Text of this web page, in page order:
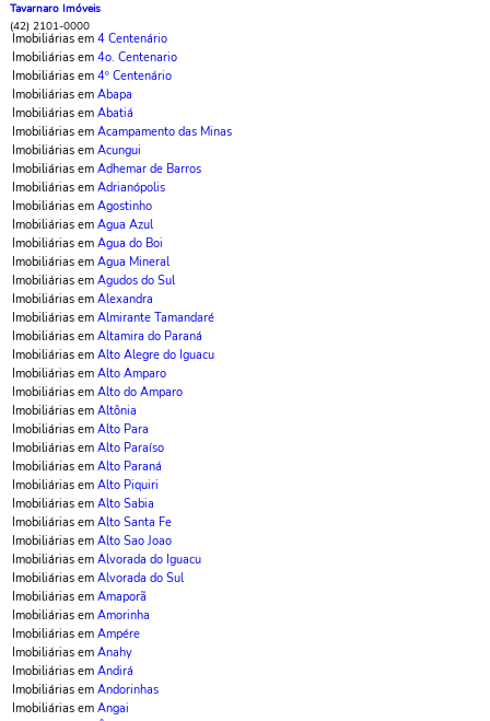
Tavarnaro Imóveis
(42) 2101-0000
Imobiliárias em 4 Centenário
Imobiliárias em 4o. Centenario
Imobiliárias em 4º Centenário
Imobiliárias em Abapa
Imobiliárias em Abatiá
Imobiliárias em Acampamento das Minas
Imobiliárias em Acungui
Imobiliárias em Adhemar de Barros
Imobiliárias em Adrianópolis
Imobiliárias em Agostinho
Imobiliárias em Agua Azul
Imobiliárias em Agua do Boi
Imobiliárias em Agua Mineral
Imobiliárias em Agudos do Sul
Imobiliárias em Alexandra
Imobiliárias em Almirante Tamandaré
Imobiliárias em Altamira do Paraná
Imobiliárias em Alto Alegre do Iguacu
Imobiliárias em Alto Amparo
Imobiliárias em Alto do Amparo
Imobiliárias em Altônia
Imobiliárias em Alto Para
Imobiliárias em Alto Paraíso
Imobiliárias em Alto Paraná
Imobiliárias em Alto Piquiri
Imobiliárias em Alto Sabia
Imobiliárias em Alto Santa Fe
Imobiliárias em Alto Sao Joao
Imobiliárias em Alvorada do Iguacu
Imobiliárias em Alvorada do Sul
Imobiliárias em Amaporã
Imobiliárias em Amorinha
Imobiliárias em Ampére
Imobiliárias em Anahy
Imobiliárias em Andirá
Imobiliárias em Andorinhas
Imobiliárias em Angai